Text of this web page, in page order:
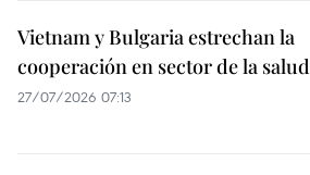
Vietnam y Bulgaria estrechan la
cooperación en sector de la salud
27/07/2026 07:13